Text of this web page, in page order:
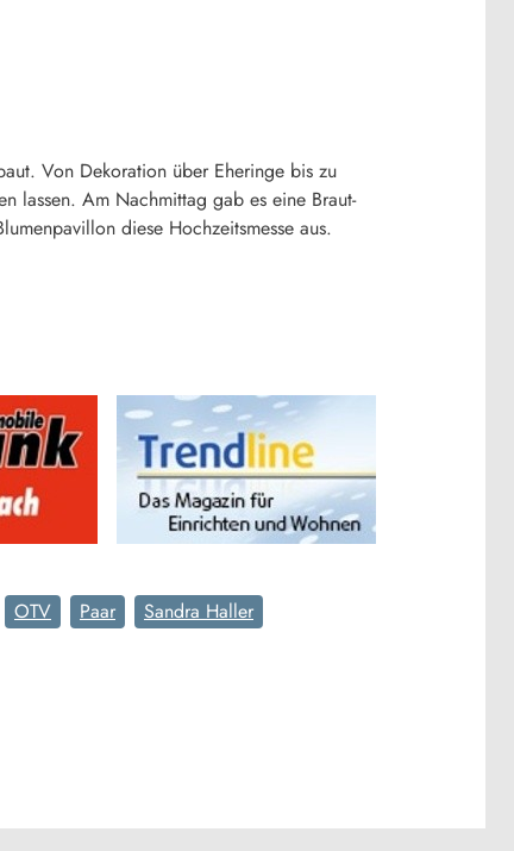
Von Dekoration über Eheringe bis zu
lassen. Am Nachmittag gab es eine Braut-
diese Hochzeitsmesse aus.
OTV Paar
Sandra Haller